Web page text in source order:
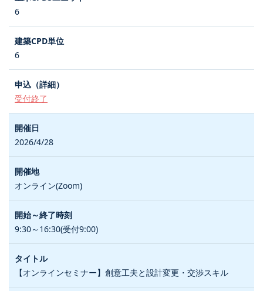
6
6
受付終了
2026/4/28
オンライン(Zoom)
9:30～16:30(受付9:00)
【オンラインセミナー】創意工夫と設計変更・交渉スキル